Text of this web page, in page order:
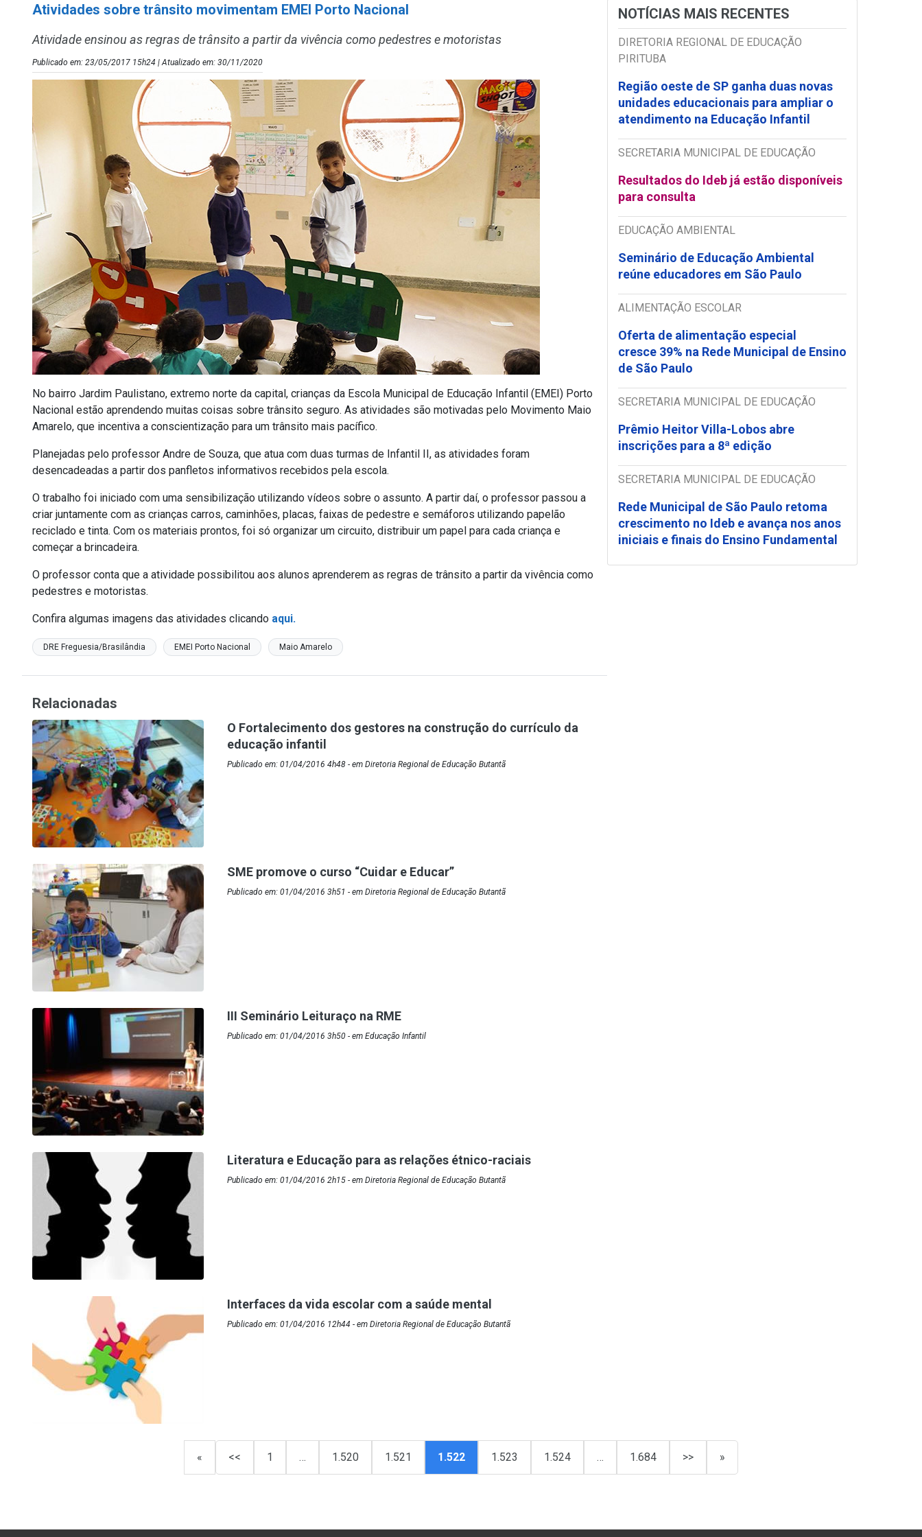
Atividades sobre trânsito movimentam EMEI Porto Nacional
Atividade ensinou as regras de trânsito a partir da vivência como pedestres e motoristas
Publicado em: 23/05/2017 15h24 | Atualizado em: 30/11/2020
No bairro Jardim Paulistano, extremo norte da capital, crianças da Escola Municipal de Educação Infantil (EMEI) Porto
Nacional estão aprendendo muitas coisas sobre trânsito seguro. As atividades são motivadas pelo Movimento Maio
Amarelo, que incentiva a conscientização para um trânsito mais pacífico.
Planejadas pelo professor Andre de Souza, que atua com duas turmas de Infantil II, as atividades foram
desencadeadas a partir dos panfletos informativos recebidos pela escola.
O trabalho foi iniciado com uma sensibilização utilizando vídeos sobre o assunto. A partir daí, o professor passou a
criar juntamente com as crianças carros, caminhões, placas, faixas de pedestre e semáforos utilizando papelão
reciclado e tinta. Com os materiais prontos, foi só organizar um circuito, distribuir um papel para cada criança e
começar a brincadeira.
O professor conta que a atividade possibilitou aos alunos aprenderem as regras de trânsito a partir da vivência como
pedestres e motoristas.
Confira algumas imagens das atividades clicando aqui.
DRE Freguesia/Brasilândia EMEI Porto Nacional Maio Amarelo
NOTÍCIAS MAIS RECENTES
DIRETORIA REGIONAL DE EDUCAÇÃO
PIRITUBA
Região oeste de SP ganha duas novas
unidades educacionais para ampliar o
atendimento na Educação Infantil
SECRETARIA MUNICIPAL DE EDUCAÇÃO
Resultados do Ideb já estão disponíveis
para consulta
EDUCAÇÃO AMBIENTAL
Seminário de Educação Ambiental
reúne educadores em São Paulo
ALIMENTAÇÃO ESCOLAR
Oferta de alimentação especial
cresce 39% na Rede Municipal de Ensino
de São Paulo
SECRETARIA MUNICIPAL DE EDUCAÇÃO
Prêmio Heitor Villa-Lobos abre
inscrições para a 8ª edição
SECRETARIA MUNICIPAL DE EDUCAÇÃO
Rede Municipal de São Paulo retoma
crescimento no Ideb e avança nos anos
iniciais e finais do Ensino Fundamental
Relacionadas
O Fortalecimento dos gestores na construção do currículo da
educação infantil
Publicado em: 01/04/2016 4h48 - em Diretoria Regional de Educação Butantã
SME promove o curso “Cuidar e Educar”
Publicado em: 01/04/2016 3h51 - em Diretoria Regional de Educação Butantã
III Seminário Leituraço na RME
Publicado em: 01/04/2016 3h50 - em Educação Infantil
Literatura e Educação para as relações étnico-raciais
Publicado em: 01/04/2016 2h15 - em Diretoria Regional de Educação Butantã
Interfaces da vida escolar com a saúde mental
Publicado em: 01/04/2016 12h44 - em Diretoria Regional de Educação Butantã
« << 1 … 1.520 1.521 1.522 1.523 1.524 … 1.684 >> »